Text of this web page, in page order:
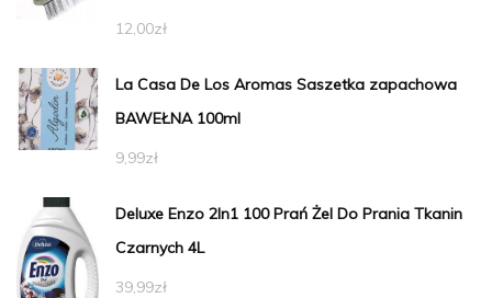
12,00zł
La Casa De Los Aromas Saszetka zapachowa
BAWEŁNA 100ml
9,99zł
Deluxe Enzo 2In1 100 Prań Żel Do Prania Tkanin
Czarnych 4L
39,99zł